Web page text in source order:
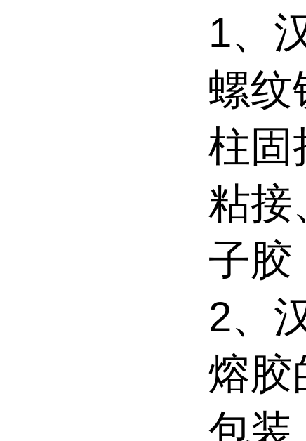
1、
螺纹
柱固
粘接
子胶
2、
熔胶
包装